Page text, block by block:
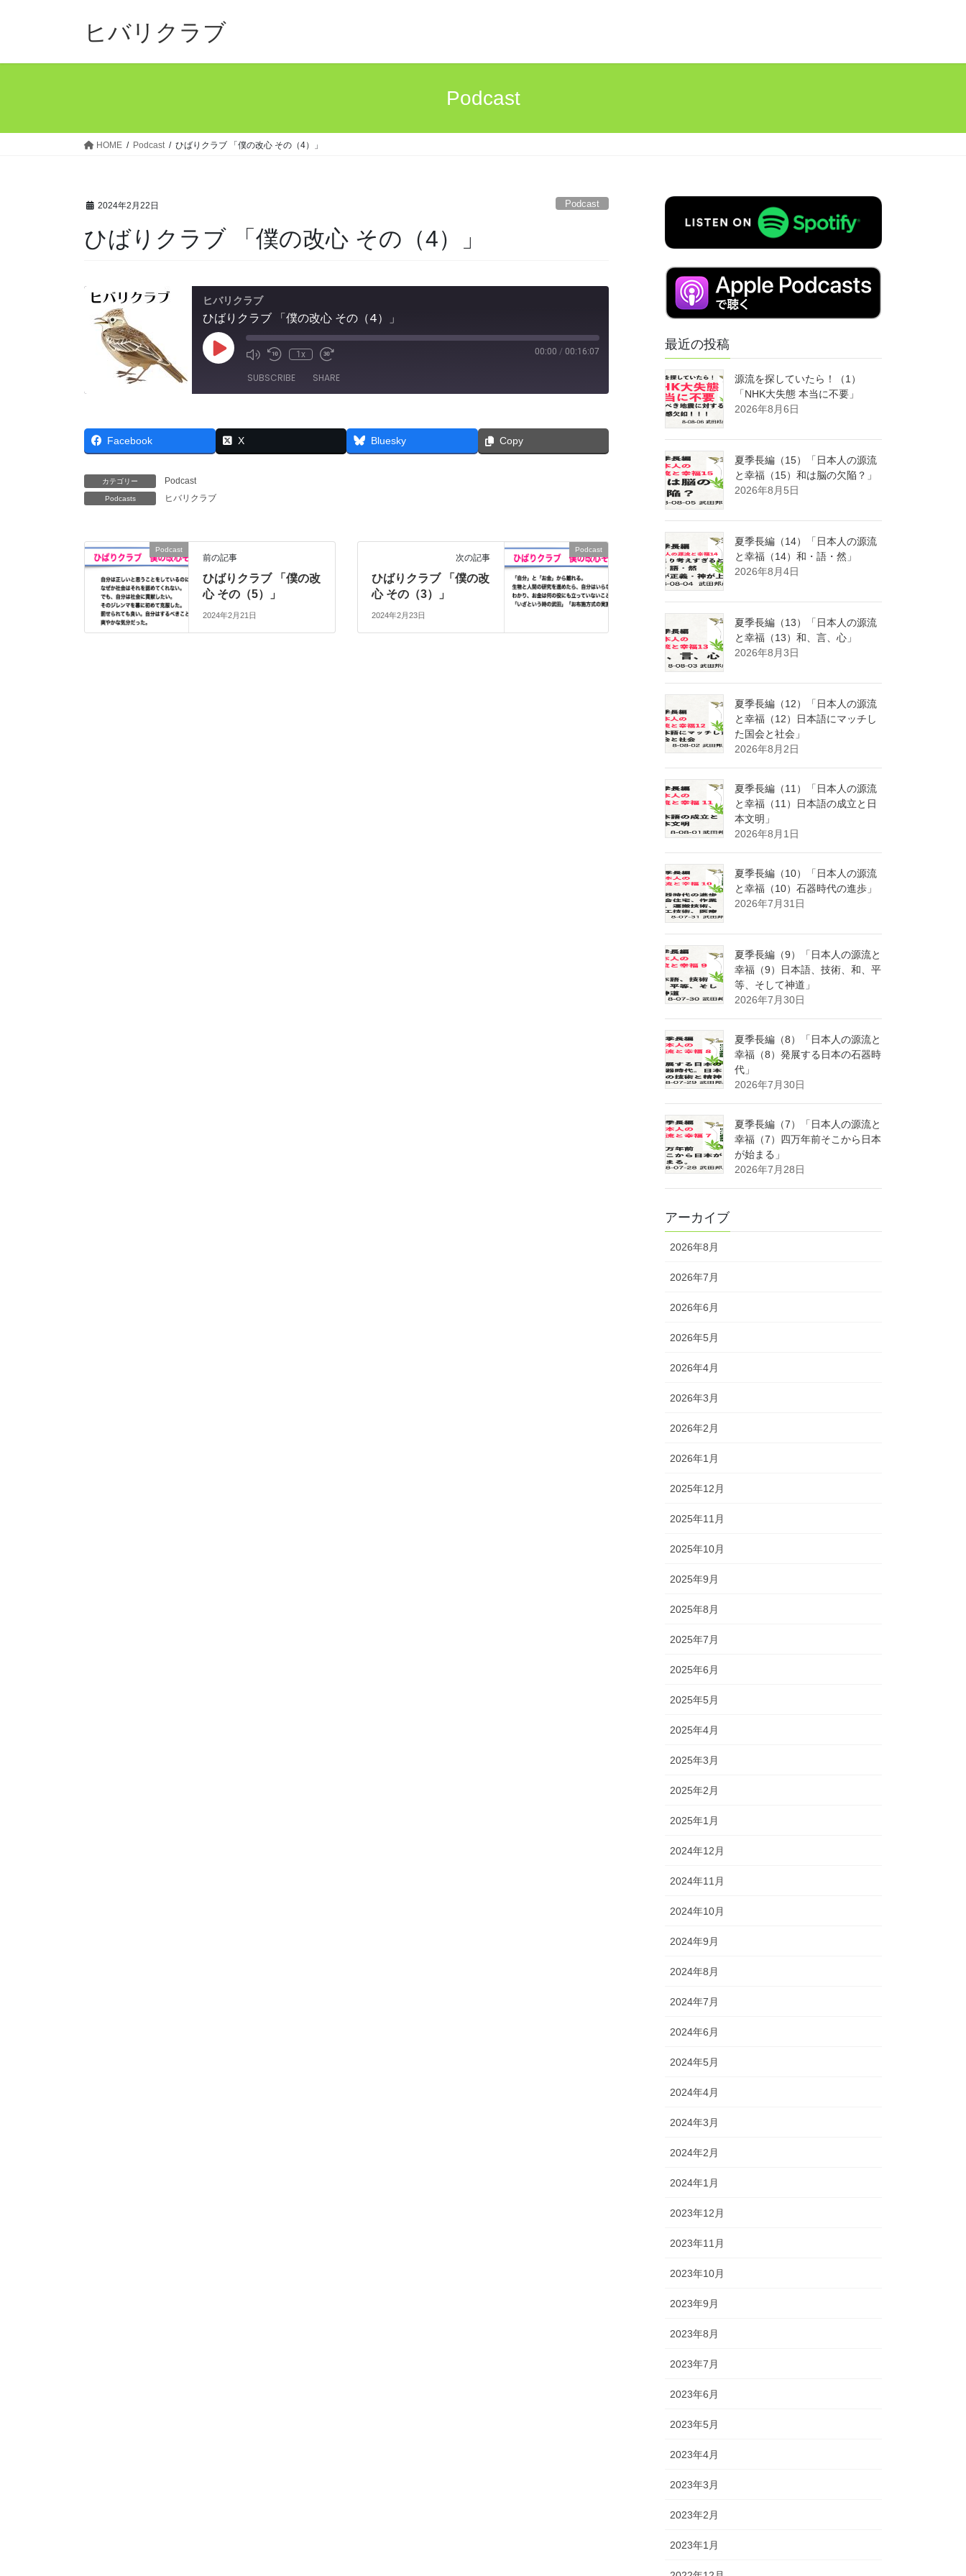
ヒバリクラブ
Podcast
HOME Podcast ひばりクラブ 「僕の改心 その（4）」
2024年2月22日 Podcast
ひばりクラブ 「僕の改心 その（4）」
ヒバリクラブ
ひばりクラブ 「僕の改心 その（4）」
Play
EpisodeMute/Unmute
Rewind
Seconds
1x
Fast
30
seconds
00:00 / 00:16:07
SUBSCRIBE SHARE
RSS FEED
LINK
EMBED
Facebook X Bluesky Copy
カテゴリー Podcast
Podcasts ヒバリクラブ
Podcast
前の記事
ひばりクラブ 「僕の改
心 その（5）」
2024年2月21日
Podcast
次の記事
ひばりクラブ 「僕の改
心 その（3）」
2024年2月23日
最近の投稿
源流を探していたら！（1）
「NHK大失態 本当に不要」
2026年8月6日
夏季長編（15）「日本人の源流
と幸福（15）和は脳の欠陥？」
2026年8月5日
夏季長編（14）「日本人の源流
と幸福（14）和・語・然」
2026年8月4日
夏季長編（13）「日本人の源流
と幸福（13）和、言、心」
2026年8月3日
夏季長編（12）「日本人の源流
と幸福（12）日本語にマッチし
た国会と社会」
2026年8月2日
夏季長編（11）「日本人の源流
と幸福（11）日本語の成立と日
本文明」
2026年8月1日
夏季長編（10）「日本人の源流
と幸福（10）石器時代の進歩」
2026年7月31日
夏季長編（9）「日本人の源流と
幸福（9）日本語、技術、和、平
等、そして神道」
2026年7月30日
夏季長編（8）「日本人の源流と
幸福（8）発展する日本の石器時
代」
2026年7月30日
夏季長編（7）「日本人の源流と
幸福（7）四万年前そこから日本
が始まる」
2026年7月28日
アーカイブ
2026年8月
2026年7月
2026年6月
2026年5月
2026年4月
2026年3月
2026年2月
2026年1月
2025年12月
2025年11月
2025年10月
2025年9月
2025年8月
2025年7月
2025年6月
2025年5月
2025年4月
2025年3月
2025年2月
2025年1月
2024年12月
2024年11月
2024年10月
2024年9月
2024年8月
2024年7月
2024年6月
2024年5月
2024年4月
2024年3月
2024年2月
2024年1月
2023年12月
2023年11月
2023年10月
2023年9月
2023年8月
2023年7月
2023年6月
2023年5月
2023年4月
2023年3月
2023年2月
2023年1月